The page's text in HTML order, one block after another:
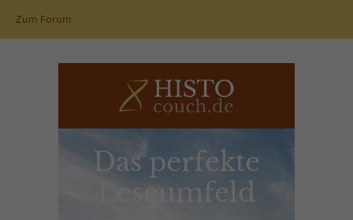
Zum Forum
Das perfekte
Leseumfeld